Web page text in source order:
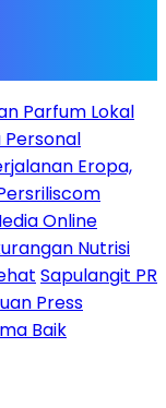
Parfum Lokal
Eropa,
Online
Nutrisi
Sapulangit PR
Press
Baik